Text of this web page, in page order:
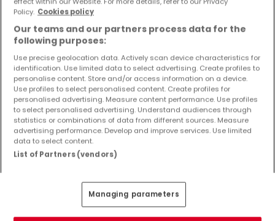
zum Kauf inKirf
Policy. Cookies policy
Our teams and our partners process data for the
following purposes:
Use precise geolocation data. Actively scan device characteristics for
identification. Use limited data to select advertising. Create profiles to
personalise content. Store and/or access information on a device.
Use profiles to select personalised content. Create profiles for
personalised advertising. Measure content performance. Use profiles
to select personalised advertising. Understand audiences through
statistics or combinations of data from different sources. Measure
advertising performance. Develop and improve services. Use limited
data to select content.
List of Partners (vendors)
Managing parameters